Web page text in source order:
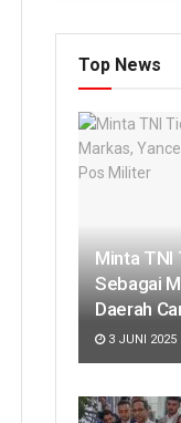
Top News
Minta TNI
Sebagai
Daerah
3 JUNI 2025